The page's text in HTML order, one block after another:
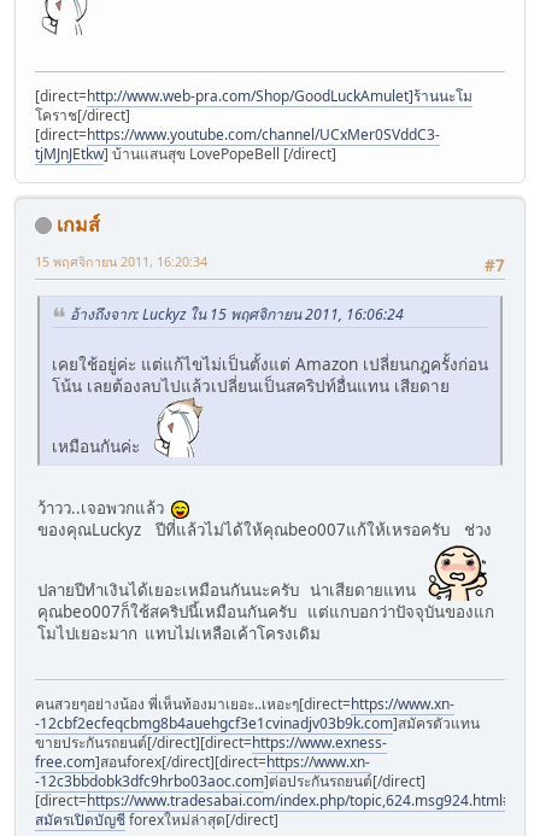
[direct=http://www.web-pra.com/Shop/GoodLuckAmulet]ร้านนะโม
โคราช[/direct]
[direct=https://www.youtube.com/channel/UCxMer0SVddC3-
tjMJnJEtkw] บ้านแสนสุข LovePopeBell [/direct]
เกมส์
#7
15 พฤศจิกายน 2011, 16:20:34
อ้างถึงจาก: Luckyz ใน 15 พฤศจิกายน 2011, 16:06:24
เคยใช้อยู่ค่ะ แต่แก้ไขไม่เป็นตั้งแต่ Amazon เปลี่ยนกฎครั้งก่อน
โน้น เลยต้องลบไปแล้วเปลี่ยนเป็นสคริปท์อื่นแทน เสียดาย
เหมือนกันค่ะ
ว้าวว..เจอพวกแล้ว
ของคุณLuckyz ปีที่แล้วไม่ได้ให้คุณbeo007แก้ให้เหรอครับ ช่วง
ปลายปีทำเงินได้เยอะเหมือนกันนะครับ น่าเสียดายแทน
คุณbeo007ก็ใช้สคริปนี้เหมือนกันครับ แต่แกบอกว่าปัจจุบันของแก
โมไปเยอะมาก แทบไม่เหลือเค้าโครงเดิม
คนสวยๆอย่างน้อง พี่เห็นท้องมาเยอะ..เหอะๆ[direct=https://www.xn-
-12cbf2ecfeqcbmg8b4auehgcf3e1cvinadjv03b9k.com]สมัครตัวแทน
ขายประกันรถยนต์[/direct][direct=https://www.exness-
free.com]สอนforex[/direct][direct=https://www.xn-
-12c3bbdobk3dfc9hrbo03aoc.com]ต่อประกันรถยนต์[/direct]
[direct=https://www.tradesabai.com/index.php/
สมัครเปิดบัญชีforexใหม่ล่าสุด[/direct]